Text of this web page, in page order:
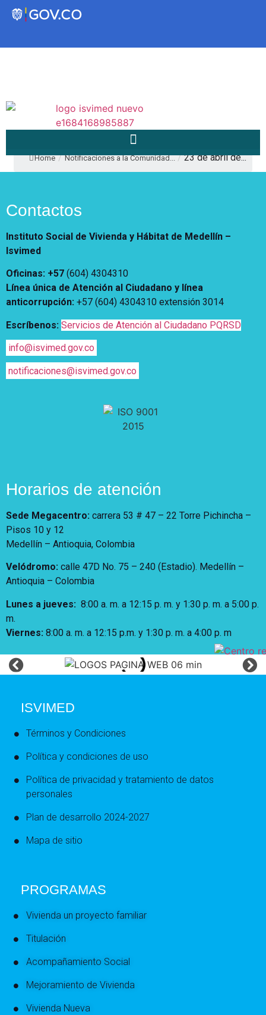
Servicios
Mejoramiento de
Vivienda
Vivienda Nueva
Vivienda un proyecto
Titulación
Arrendamiento temporal
Reconocimiento de
Edificaciones – C0
Notificaciones
Convocatorias
Nosotros
Plan de Desarrollo
Rendición de cuentas
Opciones de accesibilidad
Tamaño de la
Más Información sobre Accesibilidad
Home / Notificaciones a la Comunidad... / 23 de abril de...
Contactos
Instituto Social de Vivienda y Hábitat de Medellín –
Isvimed
Oficinas: +57 (604) 4304310
Línea única de Atención al Ciudadano y línea
anticorrupción: +57 (604) 4304310 extensión 3014
Escríbenos: Servicios de Atención al Ciudadano PQRSD
info@isvimed.gov.co
notificaciones@isvimed.gov.co
Horarios de atención
Sede Megacentro: carrera 53 # 47 – 22 Torre Pichincha –
Pisos 10 y 12
Medellín – Antioquia, Colombia
Velódromo: calle 47D No. 75 – 240 (Estadio). Medellín –
Antioquia – Colombia
Lunes a jueves: 8:00 a. m. a 12:15 p. m. y 1:30 p. m. a 5:00 p.
m.
Viernes: 8:00 a. m. a 12:15 p.m. y 1:30 p. m. a 4:00 p. m
ISVIMED
Términos y Condiciones
Política y condiciones de uso
Política de privacidad y tratamiento de datos
personales
Plan de desarrollo 2024-2027
Mapa de sitio
PROGRAMAS
Vivienda un proyecto familiar
Titulación
Acompañamiento Social
Mejoramiento de Vivienda
Vivienda Nueva